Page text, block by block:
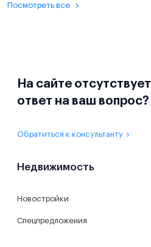
Посмотреть все
На сайте отсутствует
ответ на ваш вопрос?
Обратиться к консультанту
Недвижимость
Новостройки
Спецпредложения